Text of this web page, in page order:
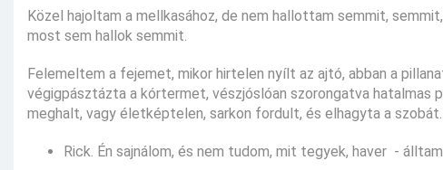
Közel hajoltam a mellkasához, de nem hallottam semmit,
most sem hallok semmit.
Felemeltem a fejemet, mikor hirtelen nyílt az ajtó, abban a
végigpásztázta a kórtermet, vészjóslóan szorongatva hatalmas
meghalt, vagy életképtelen, sarkon fordult, és elhagyta a szobát.
Rick. Én sajnálom, és nem tudom, mit tegyek, haver -